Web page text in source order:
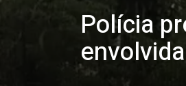
Polícia